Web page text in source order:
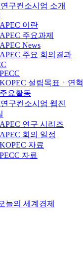
구컨소시엄 소개
APEC 이란
APEC 주요과제
APEC News
APEC 주요 회의결과
PECC
KOPEC 설립목표ㆍ연혁
주요활동
구컨소시엄 웹진
APEC 연구 시리즈
APEC 회의 일정
KOPEC 자료
PECC 자료
늘의 세계경제